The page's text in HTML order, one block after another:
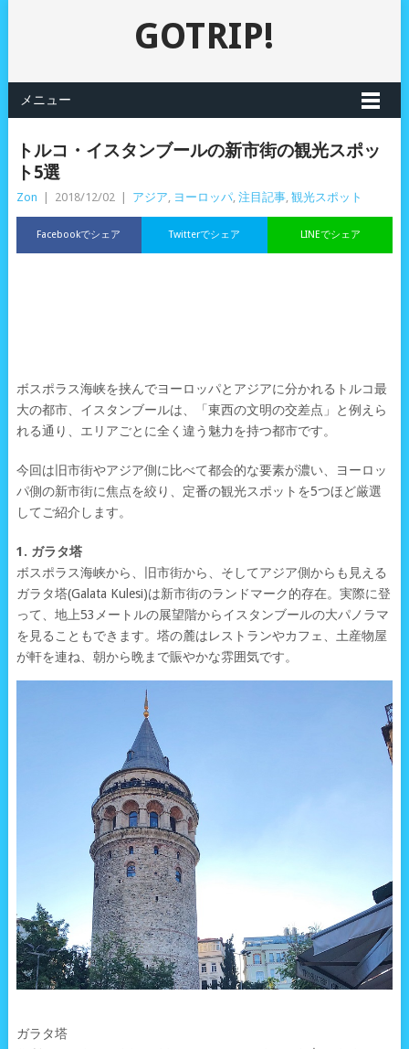
GOTRIP!
メニュー
トルコ・イスタンブールの新市街の観光スポッ
ト5選
Zon 2018/12/02 アジア, ヨーロッパ, 注目記事, 観光スポット
Facebookでシェア LINEでシェア
Twitterでシェア
ボスポラス海峡を挟んでヨーロッパとアジアに分かれるトルコ最
大の都市、イスタンブールは、「東西の文明の交差点」と例えら
れる通り、エリアごとに全く違う魅力を持つ都市です。
今回は旧市街やアジア側に比べて都会的な要素が濃い、ヨーロッ
パ側の新市街に焦点を絞り、定番の観光スポットを5つほど厳選
してご紹介します。
1. ガラタ塔
ボスポラス海峡から、旧市街から、そしてアジア側からも見える
ガラタ塔(Galata Kulesi)は新市街のランドマーク的存在。実際に登
って、地上53メートルの展望階からイスタンブールの大パノラマ
を見ることもできます。塔の麓はレストランやカフェ、土産物屋
が軒を連ね、朝から晩まで賑やかな雰囲気です。
ガラタ塔